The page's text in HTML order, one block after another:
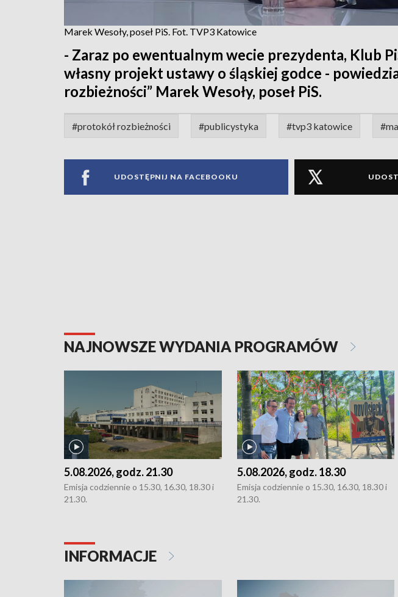
Marek Wesoły, poseł PiS. Fot. TVP3 Katowice
- Zaraz po ewentualnym wecie prezydenta, Klub
własny projekt ustawy o śląskiej godce -
rozbieżności” Marek Wesoły, poseł PiS.
#protokół rozbieżności #publicystyka #tvp3 katowice
UDOSTĘPNIJ NA FACEBOOKU
NAJNOWSZE WYDANIA PROGRAMÓW
5.08.2026, godz. 21.30
Emisja codziennie o 15.30, 16.30, 18.30 i
21.30.
5.08.2026, godz. 18.30
Emisja codziennie o 15.30, 16.30, 18.30 i
21.30.
INFORMACJE